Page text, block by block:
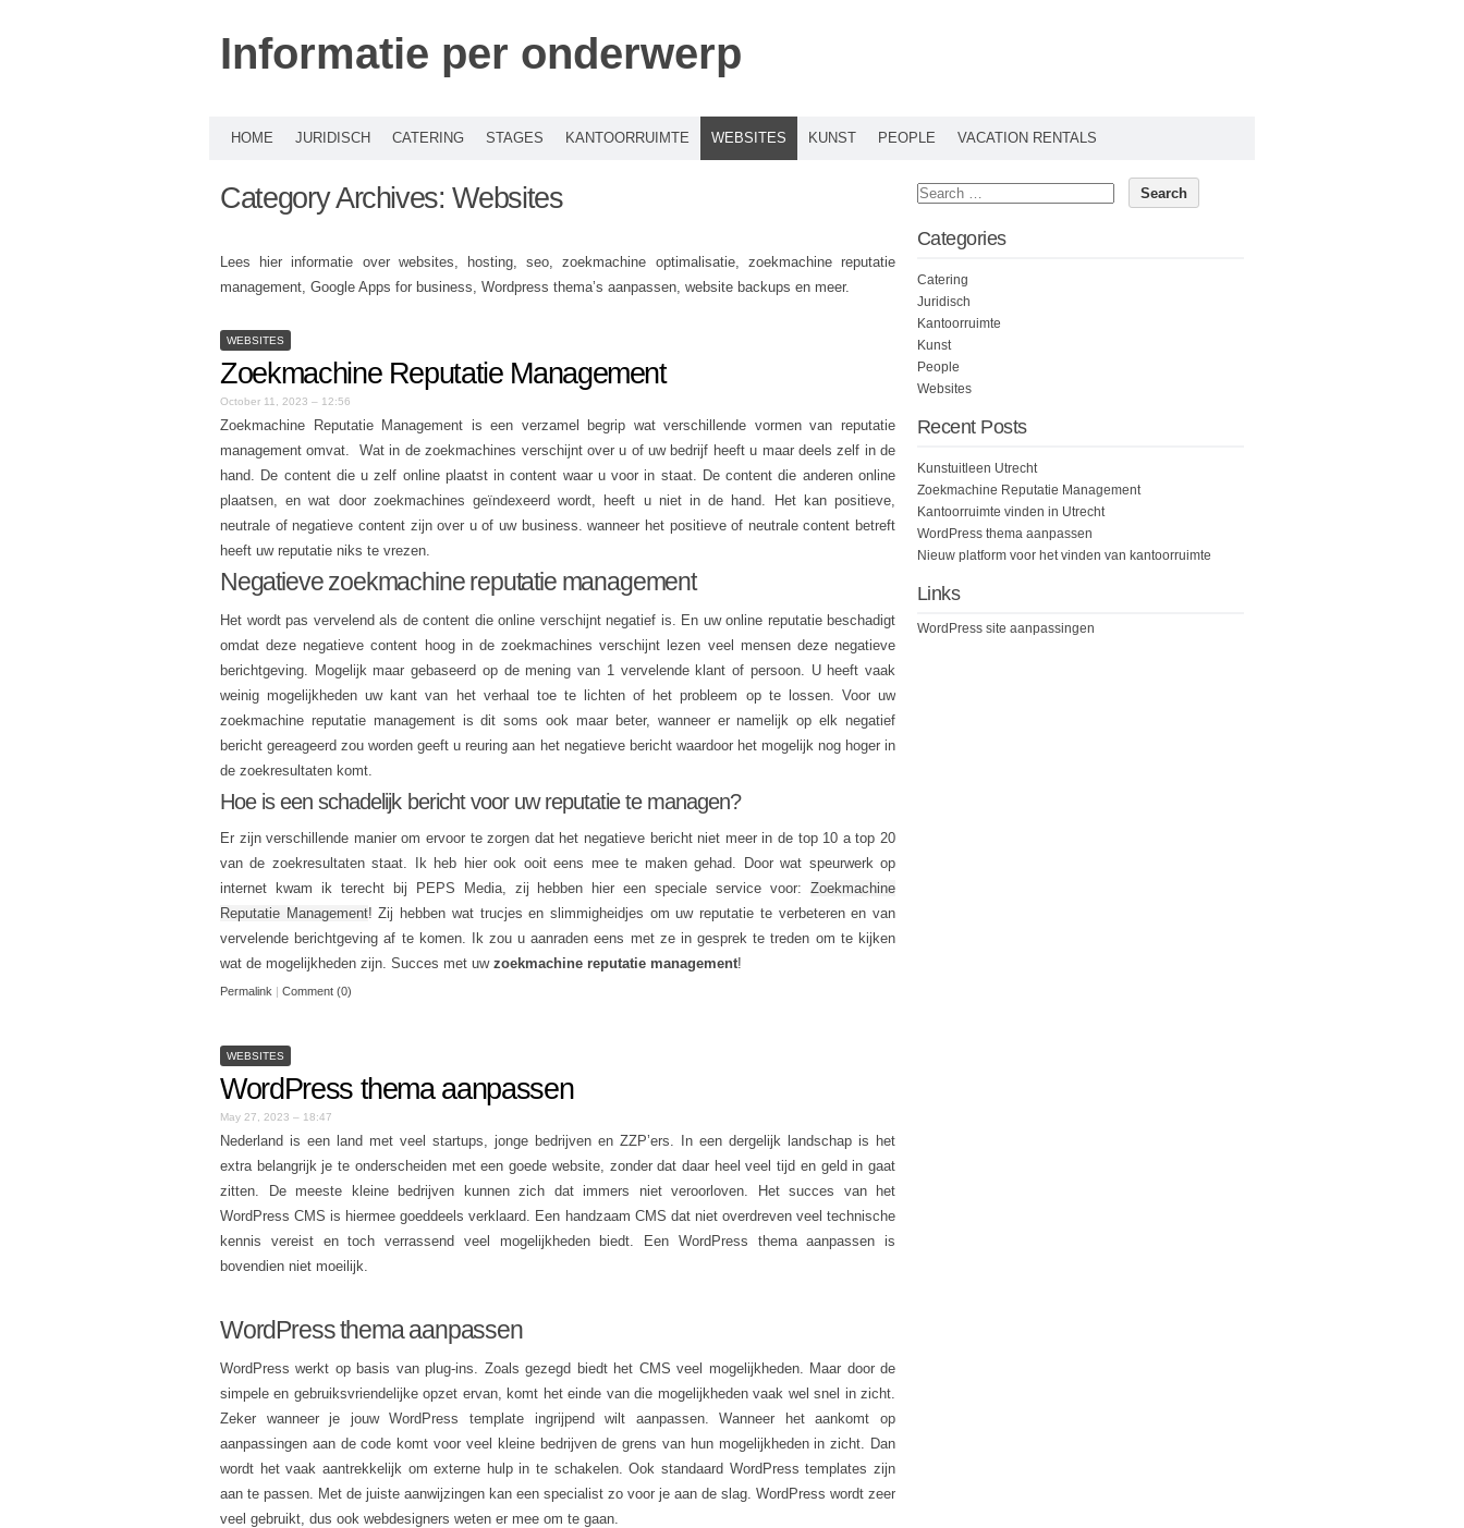
Informatie per onderwerp
HOME JURIDISCH CATERING STAGES KANTOORRUIMTE WEBSITES KUNST PEOPLE VACATION RENTALS
Category Archives:Websites
Lees hier informatie over websites, hosting, seo, zoekmachine optimalisatie, zoekmachine reputatie
management, Google Apps for business, Wordpress thema’s aanpassen, website backups en meer.
WEBSITES
Zoekmachine Reputatie Management
October 11, 2023 – 12:56
Zoekmachine Reputatie Management is een verzamel begrip wat verschillende vormen van reputatie
management omvat. Wat in de zoekmachines verschijnt over u of uw bedrijf heeft u maar deels zelf in de
hand. De content die u zelf online plaatst in content waar u voor in staat. De content die anderen online
plaatsen, en wat door zoekmachines geïndexeerd wordt, heeft u niet in de hand. Het kan positieve,
neutrale of negatieve content zijn over u of uw business. wanneer het positieve of neutrale content betreft
heeft uw reputatie niks te vrezen.
Negatieve zoekmachine reputatie management
Het wordt pas vervelend als de content die online verschijnt negatief is. En uw online reputatie beschadigt
omdat deze negatieve content hoog in de zoekmachines verschijnt lezen veel mensen deze negatieve
berichtgeving. Mogelijk maar gebaseerd op de mening van 1 vervelende klant of persoon. U heeft vaak
weinig mogelijkheden uw kant van het verhaal toe te lichten of het probleem op te lossen. Voor uw
zoekmachine reputatie management is dit soms ook maar beter, wanneer er namelijk op elk negatief
bericht gereageerd zou worden geeft u reuring aan het negatieve bericht waardoor het mogelijk nog hoger in
de zoekresultaten komt.
Hoe is een schadelijk bericht voor uw reputatie te managen?
Er zijn verschillende manier om ervoor te zorgen dat het negatieve bericht niet meer in de top 10 a top 20
van de zoekresultaten staat. Ik heb hier ook ooit eens mee te maken gehad. Door wat speurwerk op
internet kwam ik terecht bij PEPS Media, zij hebben hier een speciale service voor: Zoekmachine
Reputatie Management! Zij hebben wat trucjes en slimmigheidjes om uw reputatie te verbeteren en van
vervelende berichtgeving af te komen. Ik zou u aanraden eens met ze in gesprek te treden om te kijken
wat de mogelijkheden zijn. Succes met uw zoekmachine reputatie management!
Permalink Comment (0)
WEBSITES
WordPress thema aanpassen
May 27, 2023 – 18:47
Nederland is een land met veel startups, jonge bedrijven en ZZP’ers. In een dergelijk landschap is het
extra belangrijk je te onderscheiden met een goede website, zonder dat daar heel veel tijd en geld in gaat
zitten. De meeste kleine bedrijven kunnen zich dat immers niet veroorloven. Het succes van het
WordPress CMS is hiermee goeddeels verklaard. Een handzaam CMS dat niet overdreven veel technische
kennis vereist en toch verrassend veel mogelijkheden biedt. Een WordPress thema aanpassen is
bovendien niet moeilijk.
WordPress thema aanpassen
WordPress werkt op basis van plug-ins. Zoals gezegd biedt het CMS veel mogelijkheden. Maar door de
simpele en gebruiksvriendelijke opzet ervan, komt het einde van die mogelijkheden vaak wel snel in zicht.
Zeker wanneer je jouw WordPress template ingrijpend wilt aanpassen. Wanneer het aankomt op
aanpassingen aan de code komt voor veel kleine bedrijven de grens van hun mogelijkheden in zicht. Dan
wordt het vaak aantrekkelijk om externe hulp in te schakelen. Ook standaard WordPress templates zijn
aan te passen. Met de juiste aanwijzingen kan een specialist zo voor je aan de slag. WordPress wordt zeer
veel gebruikt, dus ook webdesigners weten er mee om te gaan.
Categories
Catering
Juridisch
Kantoorruimte
Kunst
People
Websites
Recent Posts
Kunstuitleen Utrecht
Zoekmachine Reputatie Management
Kantoorruimte vinden in Utrecht
WordPress thema aanpassen
Nieuw platform voor het vinden van kantoorruimte
Links
WordPress site aanpassingen